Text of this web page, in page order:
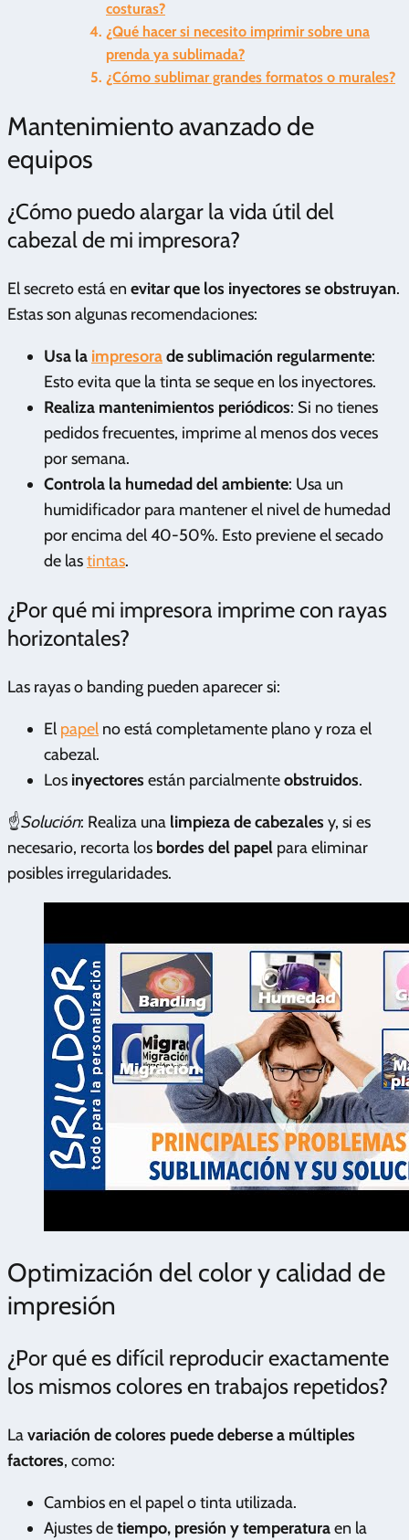
costuras?
¿Qué hacer si necesito imprimir sobre una
prenda ya sublimada?
¿Cómo sublimar grandes formatos o murales?
Mantenimiento avanzado de
equipos
¿Cómo puedo alargar la vida útil del
cabezal de mi impresora?
El secreto está en evitar que los inyectores se obstruyan.
Estas son algunas recomendaciones:
Usa la impresorade sublimación regularmente:
Esto evita que la tinta se seque en los inyectores.
Realiza mantenimientos periódicos: Si no tienes
pedidos frecuentes, imprime al menos dos veces
por semana.
Controla la humedad del ambiente: Usa un
humidificador para mantener el nivel de humedad
por encima del 40-50%. Esto previene el secado
de lastintas.
¿Por qué mi impresora imprime con rayas
horizontales?
Las rayas o banding pueden aparecer si:
El papel no está completamente plano y roza el
cabezal.
Los inyectores están parcialmenteobstruidos.
☝️Solución: Realiza una limpieza de cabezales y, si es
necesario, recorta los bordes del papel para eliminar
posibles irregularidades.
Optimización del color y calidad de
impresión
¿Por qué es difícil reproducir exactamente
los mismos colores en trabajos repetidos?
Lavariación de colores puede deberse a múltiples
factores, como:
Cambios en el papel o tinta utilizada.
Ajustes detiempo, presión y temperaturaen la